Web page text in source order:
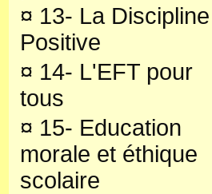
¤ 13- La Discipline
Positive
¤ 14- L'EFT pour
tous
¤ 15- Education
morale et éthique
scolaire